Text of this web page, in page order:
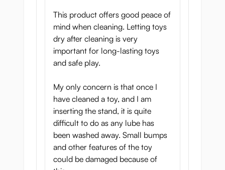
This product offers good peace of
mind when cleaning. Letting toys
dry after cleaning is very
important for long-lasting toys
and safe play.
My only concern is that once I
have cleaned a toy, and I am
inserting the stand, it is quite
difficult to do as any lube has
been washed away. Small bumps
and other features of the toy
could be damaged because of